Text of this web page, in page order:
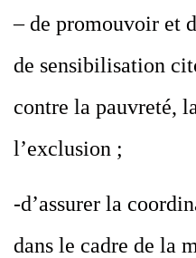
– de promouvoir et
de sensibilisation
contre la pauvreté,
l’exclusion ;
-d’assurer la
dans le cadre de la